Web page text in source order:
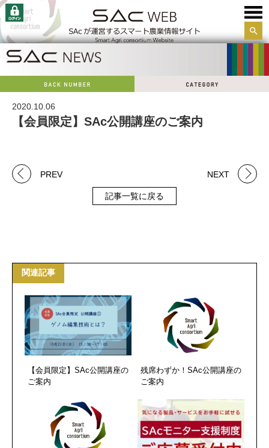
サイ
2020.10.06
【会員限定】SAc公開講座のご案内
PREV
記事一覧に戻る
NEXT
関連記事
【会員限定】SAc公開講座の
ご案内
残席わずか！SAc公開講座の
ご案内